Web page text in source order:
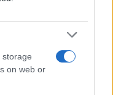
storage
on web or
a Folgaria e
si sfidano per